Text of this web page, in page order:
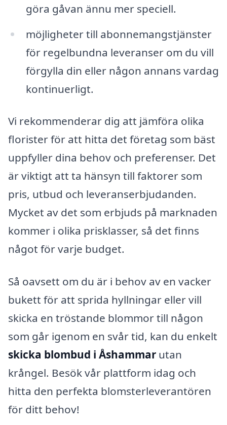
göra gåvan ännu mer speciell.
möjligheter till abonnemangstjänster
för regelbundna leveranser om du vill
förgylla din eller någon annans vardag
kontinuerligt.
Vi rekommenderar dig att jämföra olika
florister för att hitta det företag som bäst
uppfyller dina behov och preferenser. Det
är viktigt att ta hänsyn till faktorer som
pris, utbud och leveranserbjudanden.
Mycket av det som erbjuds på marknaden
kommer i olika prisklasser, så det finns
något för varje budget.
Så oavsett om du är i behov av en vacker
bukett för att sprida hyllningar eller vill
skicka en tröstande blommor till någon
som går igenom en svår tid, kan du enkelt
skicka blombud i Åshammar utan
krångel. Besök vår plattform idag och
hitta den perfekta blomsterleverantören
för ditt behov!